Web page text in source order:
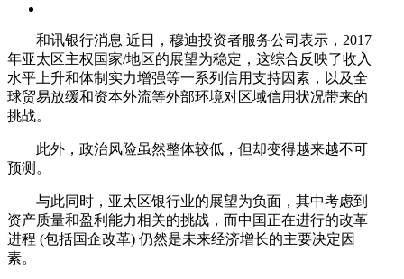
和讯银行消息 近日，穆迪投资者服务公司表示，2017
年亚太区主权国家/地区的展望为稳定，这综合反映了收入
水平上升和体制实力增强等一系列信用支持因素，以及全
球贸易放缓和资本外流等外部环境对区域信用状况带来的
挑战。
此外，政治风险虽然整体较低，但却变得越来越不可
预测。
与此同时，亚太区银行业的展望为负面，其中考虑到
资产质量和盈利能力相关的挑战，而中国正在进行的改革
进程 (包括国企改革) 仍然是未来经济增长的主要决定因
素。